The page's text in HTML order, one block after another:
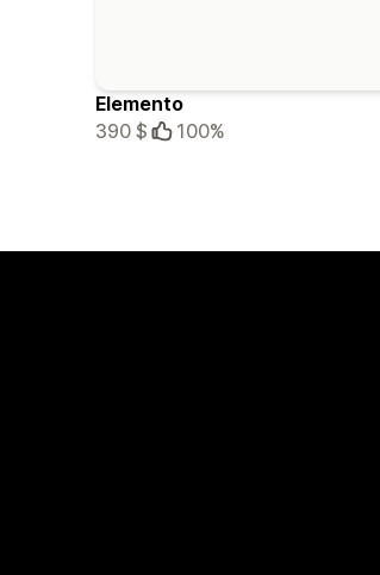
Elemento
390 $
100%